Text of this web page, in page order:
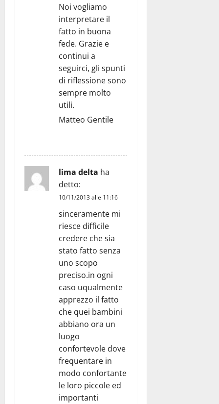
Noi vogliamo
interpretare il
fatto in buona
fede. Grazie e
continui a
seguirci, gli spunti
di riflessione sono
sempre molto
utili.
Matteo Gentile
lima delta ha
detto:
10/11/2013 alle 11:16
sinceramente mi
riesce difficile
credere che sia
stato fatto senza
uno scopo
preciso.in ogni
caso uqualmente
apprezzo il fatto
che quei bambini
abbiano ora un
luogo
confortevole dove
frequentare in
modo confortante
le loro piccole ed
importanti